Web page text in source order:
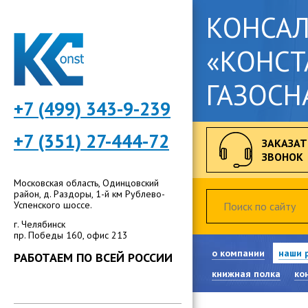
+7 (499) 343-9-239
+7 (351) 27-444-72
Московская область, Одинцовский
район, д. Раздоры, 1-й км Рублево-
Успенского шоссе.
г. Челябинск
пр. Победы 160, офис 213
РАБОТАЕМ ПО ВСЕЙ РОССИИ
ЗВОНОК
о компании
наши
книжная полка